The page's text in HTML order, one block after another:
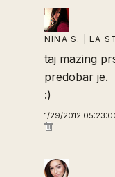
NINA S. | LA
taj mazing
predobar je.
:)
1/29/2012